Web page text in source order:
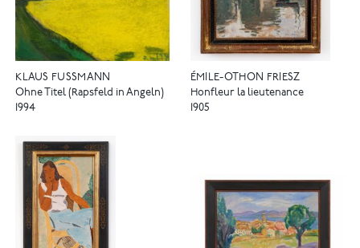
KLAUS FUSSMANN
Ohne Titel (Rapsfeld in Angeln)
1994
ÉMILE-OTHON FRIESZ
Honfleur la lieutenance
1905